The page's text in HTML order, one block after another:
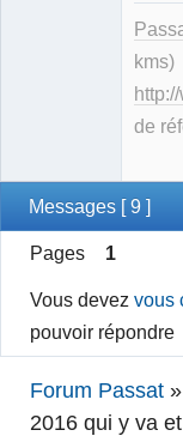
kms)
de
Messages [ 9 ]
Pages 1
Vous devezvous
pouvoir répondre
Forum Passat »
2016 qui y va